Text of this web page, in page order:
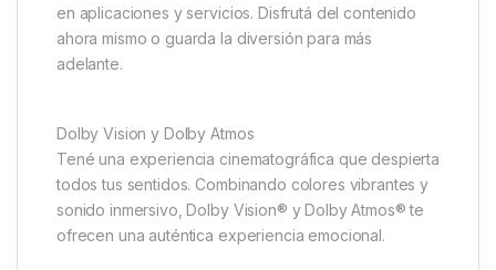
en aplicaciones y servicios. Disfrutá del contenido
ahora mismo o guarda la diversión para más
adelante.
Dolby Vision y Dolby Atmos
Tené una experiencia cinematográfica que despierta
todos tus sentidos. Combinando colores vibrantes y
sonido inmersivo, Dolby Vision® y Dolby Atmos® te
ofrecen una auténtica experiencia emocional.